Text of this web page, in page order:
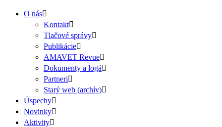
O nás
Kontakt
Tlačové správy
Publikácie
AMAVET Revue
Dokumenty a logá
Partneri
Starý web (archív)
Úspechy
Novinky
Aktivity